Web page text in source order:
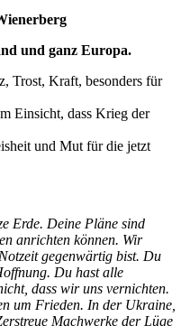
und ganz Europa.
Trost, Kraft, besonders für
Einsicht, dass Krieg der
und Mut für die jetzt
Erde. Deine Pläne sind
anrichten können. Wir
gegenwärtig bist. Du
Du hast alle
dass wir uns vernichten.
um Frieden. In der Ukraine,
Machwerke der Lüge